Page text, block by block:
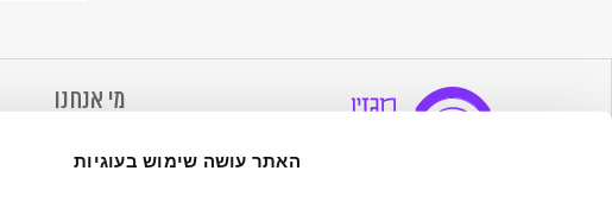
האתר עושה שימוש בעוגיות
מי אנחנו
אודות מהות החיים